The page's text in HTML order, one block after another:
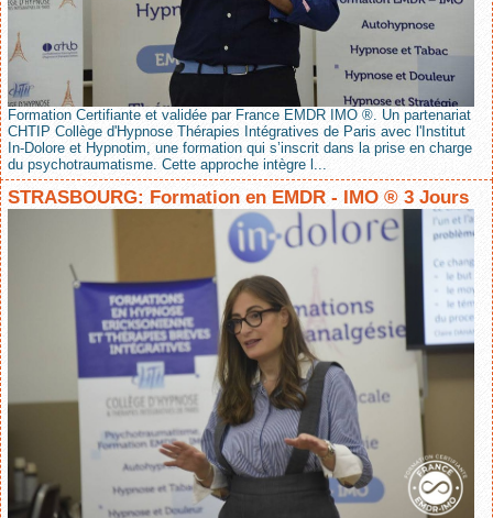
Formation Certifiante et validée par France EMDR IMO ®. Un partenariat
CHTIP Collège d'Hypnose Thérapies Intégratives de Paris avec l'Institut
In-Dolore et Hypnotim, une formation qui s’inscrit dans la prise en charge
du psychotraumatisme. Cette approche intègre l...
STRASBOURG: Formation en EMDR - IMO ® 3 Jours